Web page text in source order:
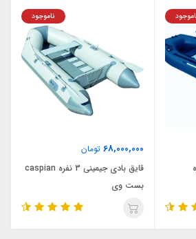
68,000,000 تومان
ناموجود
قایق بادی جیمینی 3 نفره caspian
بست وی